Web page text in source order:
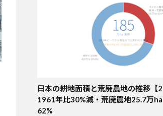
日本の耕地面積と荒廃農地の推移【
1961年比30%減・荒廃農地25.7万
62%